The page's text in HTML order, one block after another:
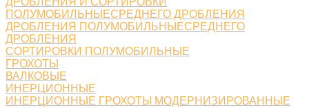
ПОЛУМОБИЛЬНЫЕСРЕДНЕГО ДРОБЛЕНИЯ
ДРОБЛЕНИЯ ПОЛУМОБИЛЬНЫЕСРЕДНЕГО
ДРОБЛЕНИЯ
СОРТИРОВКИ ПОЛУМОБИЛЬНЫЕ
ГРОХОТЫ
ВАЛКОВЫЕ
ИНЕРЦИОННЫЕ
ИНЕРЦИОННЫЕ ГРОХОТЫ МОДЕРНИЗИРОВАННЫЕ